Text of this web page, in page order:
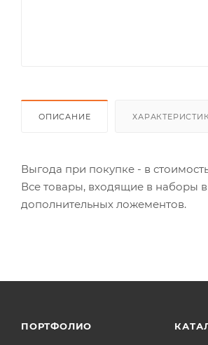
ОПИСАНИЕ
Выгода при покупке - в
Все товары, входящие в наборы в
дополнительных ложементов.
ПОРТФОЛИО